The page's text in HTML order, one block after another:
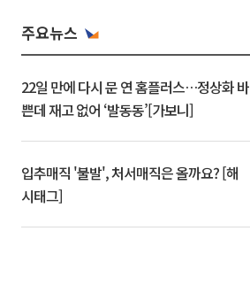
주요뉴스
22일 만에 다시 문 연 홈플러스…정상화 바
쁜데 재고 없어 ‘발동동’[가보니]
입추매직 '불발', 처서매직은 올까요? [해
시태그]